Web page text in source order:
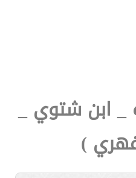
_ ابن شتوي _
)